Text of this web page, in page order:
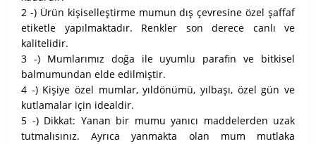
2 -) Ürün kişiselleştirme mumun dış çevresine özel şaffaf
etiketle yapılmaktadır. Renkler son derece canlı ve
kalitelidir.
3 -) Mumlarımız doğa ile uyumlu parafin ve bitkisel
balmumundan elde edilmiştir.
4 -) Kişiye özel mumlar, yıldönümü, yılbaşı, özel gün ve
kutlamalar için idealdir.
5 -) Dikkat: Yanan bir mumu yanıcı maddelerden uzak
tutmalısınız. Ayrıca yanmakta olan mum mutlaka